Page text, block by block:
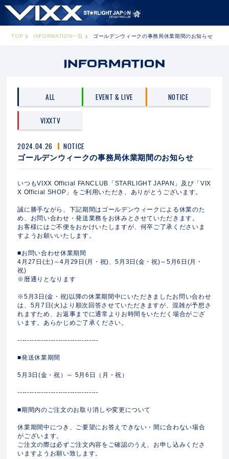
TOP INFORMATION一覧 ゴールデンウィークの事務局休業期間のお知らせ
ALL EVENT & LIVE NOTICE
VIXXTV
2024.04.26 NOTICE
ゴールデンウィークの事務局休業期間のお知らせ
いつもVIXX Official FANCLUB「STARLIGHT JAPAN」及び「VIX
X Official SHOP」をご利用いただき、ありがとうございます。
誠に勝手ながら、下記期間はゴールデンウィークによる休業のた
め、お問い合わせ・発送業務をお休みとさせていただきます。
お客様にはご不便をおかけいたしますが、何卒ご了承くださいま
すようお願いいたします。
■お問い合わせ休業期間
4月27日(土)～4月29日(月・祝)、5月3日(金・祝)～5月6日(月・
祝)
※暦通りとなります
※5月3日(金・祝)以降の休業期間中にいただきましたお問い合わせ
は、5月7日(火)より順次回答させていただきますが、混雑が予想さ
れますため、お返事までに通常よりお時間をいただく場合がござ
います。あらかじめご了承ください。
----------------------------------
■発送休業期間
5月3日(金・祝）～ 5月6日（月・祝）
----------------------------------
■期間内のご注文のお取り消しや変更について
休業期間中につき、ご要望にお答えできない・間に合わない場合
がございます。
ご注文の際は必ずご注文内容をご確認のうえ、お申し込みくださ
いますようお願い致します。